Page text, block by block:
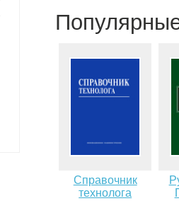
Справочник
технолога